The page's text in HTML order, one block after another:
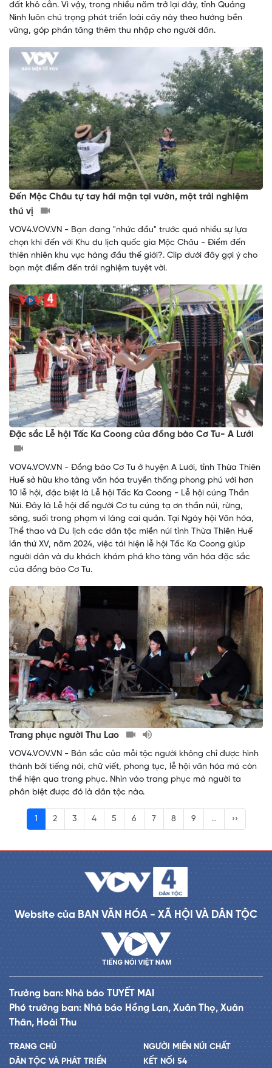
đất khô cằn. Vì vậy, trong nhiều năm trở lại đây, tỉnh Quảng
Ninh luôn chú trọng phát triển loài cây này theo hướng bền
vững, góp phần tăng thêm thu nhập cho người dân.
Đến Mộc Châu tự tay hái mận tại vườn, một trải nghiệm
thú vị
VOV4.VOV.VN - Bạn đang "nhức đầu" trước quá nhiều sự lựa
chọn khi đến với Khu du lịch quốc gia Mộc Châu - Điểm đến
thiên nhiên khu vực hàng đầu thế giới?. Clip dưới đây gợi ý cho
bạn một điểm đến trải nghiệm tuyệt vời.
Đặc sắc Lễ hội Tấc Ka Coong của đồng bào Cơ Tu- A Lưới
VOV4.VOV.VN - Đồng bào Cơ Tu ở huyện A Lưới, tỉnh Thừa Thiên
Huế sở hữu kho tàng văn hóa truyền thống phong phú với hơn
10 lễ hội, đặc biệt là Lễ hội Tấc Ka Coong - Lễ hội cúng Thần
Núi. Đây là Lễ hội để người Cơ tu cúng tạ ơn thần núi, rừng,
sông, suối trong phạm vi làng cai quản. Tại Ngày hội Văn hóa,
Thể thao và Du lịch các dân tộc miền núi tỉnh Thừa Thiên Huế
lần thứ XV, năm 2024, việc tái hiện lễ hội Tấc Ka Coong giúp
người dân và du khách khám phá kho tàng văn hóa đặc sắc
của đồng bào Cơ Tu.
Trang phục người Thu Lao
VOV4.VOV.VN - Bản sắc của mỗi tộc người không chỉ được hình
thành bởi tiếng nói, chữ viết, phong tục, lễ hội văn hóa mà còn
thể hiện qua trang phục. Nhìn vào trang phục mà người ta
phân biệt được đó là dân tộc nào.
1 2 3 4 5 6 7 8 9 … ››
Website của BAN VĂN HÓA - XÃ HỘI VÀ DÂN TỘC
Trưởng ban: Nhà báo TUYẾT MAI
Phó trưởng ban: Nhà báo Hồng Lan, Xuân Thọ, Xuân
Thân, Hoài Thu
TRANG CHỦ
DÂN TỘC VÀ PHÁT TRIỂN
NGƯỜI MIỀN NÚI CHẤT
KẾT NỐI 54